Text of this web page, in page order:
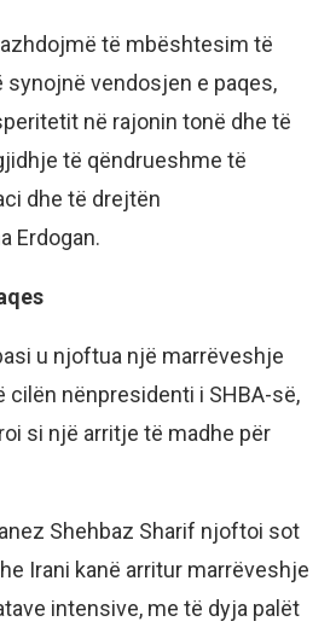
të mbështesim të
vendosjen e paqes,
në rajonin tonë dhe të
të qëndrueshme të
dhe të drejtën
Erdogan.
u njoftua një marrëveshje
cilën nënpresidenti i SHBA-së,
si një arritje të madhe për
Shehbaz Sharif njoftoi sot
Irani kanë arritur marrëveshje
intensive, me të dyja palët